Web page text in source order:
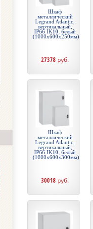
Шкаф
металлический
Legrand Atlantic,
вертикальный,
IP66 IK10, белый
(1000x600x250мм)
27378 руб.
Шкаф
металлический
Legrand Atlantic,
вертикальный,
IP66 IK10, белый
(1000x600x300мм)
30018 руб.